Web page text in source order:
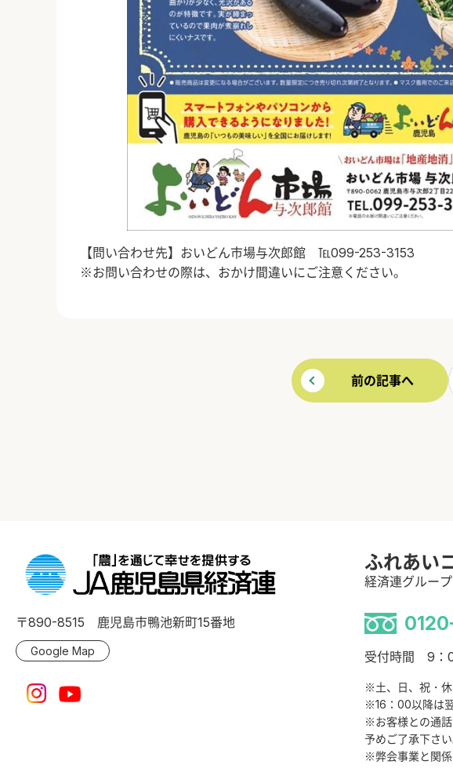
【問い合わせ先】おいどん市場与次郎館 ℡099-253-3153
※お問い合わせの際は、おかけ間違いにご注意ください。
前の記事へ
〒890-8515 鹿児島市鴨池新町15番地
Google Map
ふれあい
経済連グルー
受付時間 9：
※土、日、祝・休
※16：00以降は
※お客様との通話
予めご了承下さい
※弊会事業と関係